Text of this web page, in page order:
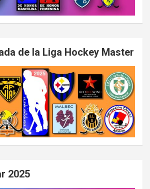
de la Liga Hockey Master
2025